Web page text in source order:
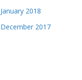
January 2018
December 2017